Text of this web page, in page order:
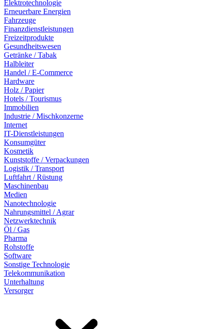
Elektrotechnologie
Erneuerbare Energien
Fahrzeuge
Finanzdienstleistungen
Freizeitprodukte
Gesundheitswesen
Getränke / Tabak
Halbleiter
Handel / E-Commerce
Hardware
Holz / Papier
Hotels / Tourismus
Immobilien
Industrie / Mischkonzerne
Internet
IT-Dienstleistungen
Konsumgüter
Kosmetik
Kunststoffe / Verpackungen
Logistik / Transport
Luftfahrt / Rüstung
Maschinenbau
Medien
Nanotechnologie
Nahrungsmittel / Agrar
Netzwerktechnik
Öl / Gas
Pharma
Rohstoffe
Software
Sonstige Technologie
Telekommunikation
Unterhaltung
Versorger